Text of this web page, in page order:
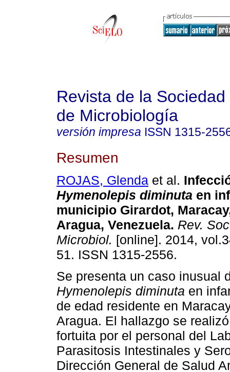
Revista de la
de Microbiología
versión impresa ISSN 1315-
Resumen
ROJAS, Glenda et al.
Hymenolepis diminuta en
municipio Girardot,
Aragua, Venezuela. Rev.
Microbiol. [online]. 2014,
51. ISSN 1315-2556.
Se presenta un caso inusual
Hymenolepis diminuta en
de edad residente en
Aragua. El hallazgo se
fortuita por el personal del
Parasitosis Intestinales y
Dirección General de Salud